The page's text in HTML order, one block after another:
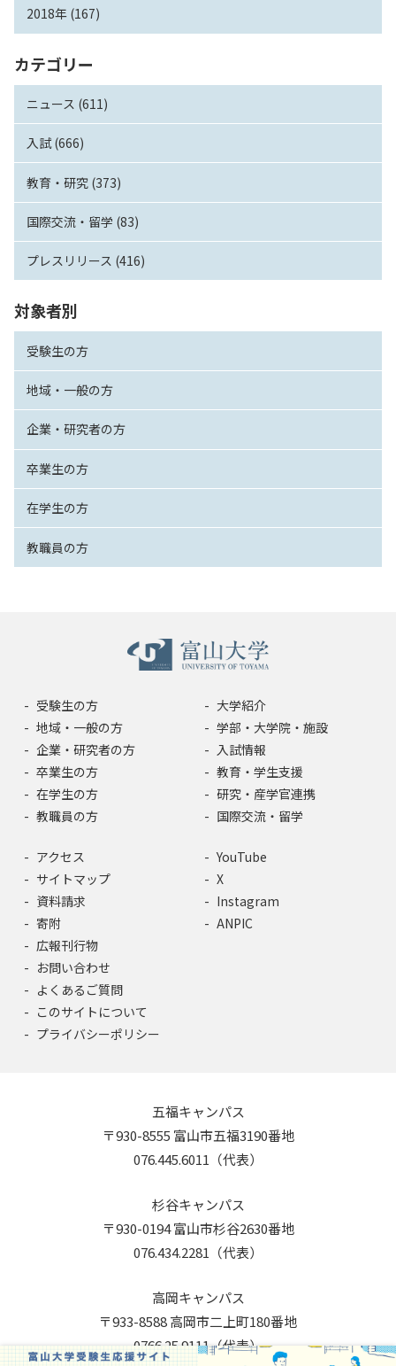
2018年 (167)
カテゴリー
ニュース (611)
入試 (666)
教育・研究 (373)
国際交流・留学 (83)
プレスリリース (416)
対象者別
受験生の方
地域・一般の方
企業・研究者の方
卒業生の方
在学生の方
教職員の方
受験生の方
地域・一般の方
企業・研究者の方
卒業生の方
在学生の方
教職員の方
大学紹介
学部・大学院・施設
入試情報
教育・学生支援
研究・産学官連携
国際交流・留学
アクセス
サイトマップ
資料請求
寄附
広報刊行物
お問い合わせ
よくあるご質問
このサイトについて
プライバシーポリシー
YouTube
X
Instagram
ANPIC
五福キャンパス
〒930-8555 富山市五福3190番地
076.445.6011（代表）
杉谷キャンパス
〒930-0194 富山市杉谷2630番地
076.434.2281（代表）
高岡キャンパス
〒933-8588 高岡市二上町180番地
0766.25.9111（代表）